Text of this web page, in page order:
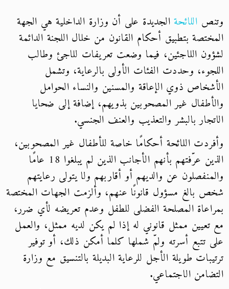
وتنص اللائحةالجديدة على أن وزارة الداخلية هي الجهة
المختصة بتطبيق أحكام القانون من خلال اللجنة الدائمة
لشؤون اللاجئين، فيما وضعت تعريفات للاجئ وطالب
اللجوء، وحددت الفئات الأولى بالرعاية، وتشمل
الأشخاص ذوي الإعاقة والمسنين والنساء الحوامل
والأطفال غير المصحوبين بذويهم، إضافة إلى ضحايا
الاتجار بالبشر والتعذيب والعنف الجنسي.
وأفردت اللائحة أحكامًا خاصة للأطفال غير المصحوبين،
الذين عرّفتهم بأنهم الأجانب الذين لم يبلغوا 18 عامًا
والمنفصلون عن والديهم أو أقاربهم ولا يتولى رعايتهم
شخص بالغ مسؤول قانونًا عنهم، وألزمت الجهات المختصة
بمراعاة المصلحة الفضلى للطفل وعدم تعريضه لأي ضرر،
مع تعيين ممثل قانوني له إذا لم يكن لديه ممثل، والعمل
على تتبع أسرته ولمّ شملها كلما أمكن ذلك، أو توفير
ترتيبات طويلة الأجل للرعاية البديلة بالتنسيق مع وزارة
التضامن الاجتماعي.